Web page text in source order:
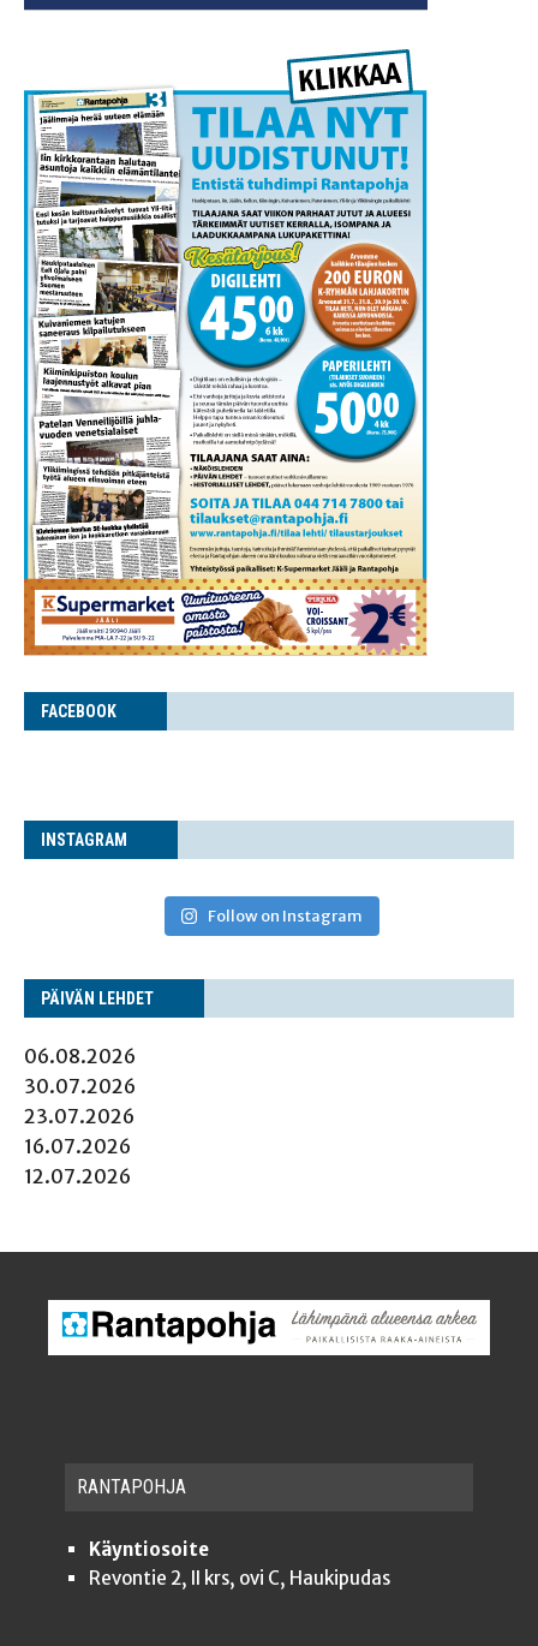
FACE­BOOK
INS­TA­GRAM
Follow on Instagram
PÄI­VÄN LEHDET
06.08.2026
30.07.2026
23.07.2026
16.07.2026
12.07.2026
RAN­TA­POH­JA
Käyntiosoite
Revontie 2, II krs, ovi C, Haukipudas